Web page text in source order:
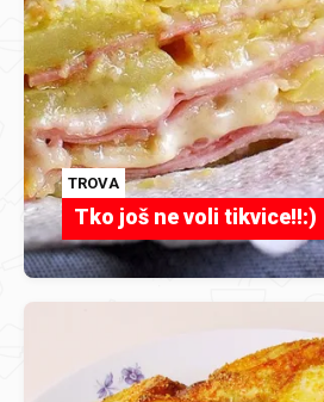
TROVA
Tko još ne voli tikvice!!:)